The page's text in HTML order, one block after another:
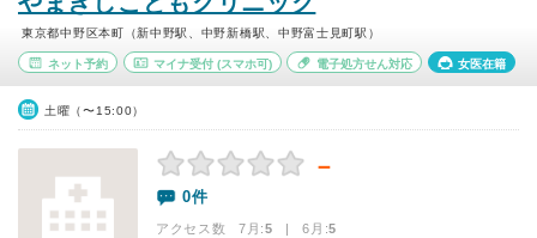
東京都中野区本町（新中野駅、中野新橋駅、中野富士見町駅）
ネット予約 マイナ受付(スマホ可) 電子処方せん対応 女医在籍
土曜（〜15:00）
－
0件
アクセス数 7月:5 | 6月:5